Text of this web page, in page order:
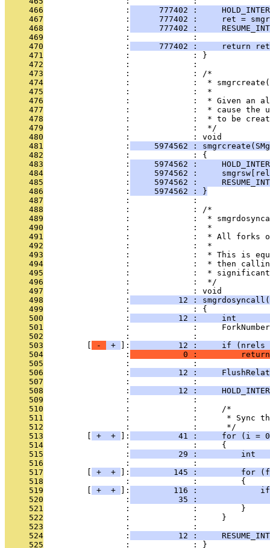
     466
                 :
777402 :
     467
                 :
777402 :     ret =
     468
                 :
777402 :
     469
                 :             :
     470
                 :
777402 :     return
     471
                 :             : }
     472
                 :             :
     473
                 :             : /*
     474
:             :  *
     475
                 :             :  *
     476
:             :  * Given an
     477
:             :  * cause the
     478
:             :  * to be
     479
                 :             :  */
     480
                 :             : void
     481
                 :
5974562 :
     482
                 :             : {
     483
                 :
5974562 :
     484
                 :
5974562 :
     485
                 :
5974562 :
     486
                 :
     5974562 : }
     487
                 :             :
     488
                 :             : /*
     489
:             :  *
     490
                 :             :  *
     491
:             :  * All forks
     492
                 :             :  *
     493
:             :  * This is
     494
:             :  * then
     495
:             :  *
     496
                 :             :  */
     497
                 :             : void
     498
                 :
12 :
     499
                 :             : {
     500
                 :
12 :     int
     501
:             :
     502
                 :             :
     503
- + ]:
12 :     if (nrels
     504
                 :
0 :
     505
                 :             :
     506
                 :
12 :
     507
                 :             :
     508
                 :
12 :
     509
                 :             :
     510
                 :             :     /*
     511
:             :      * Sync
     512
                 :             :      */
     513
+ + ]:
41 :     for (i =
     514
                 :             :     {
     515
                 :
29 :         int
     516
                 :             :
     517
+ + ]:
145 :         for
     518
                 :             :         {
     519
+ + ]:
116 :
     520
                 :
35 :
     521
                 :             :         }
     522
                 :             :     }
     523
                 :             :
     524
                 :
12 :
     525
                 :             : }